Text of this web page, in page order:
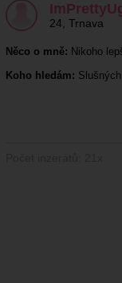
24 Trnava
Něco o mně: Nikoho
Koho hledám: